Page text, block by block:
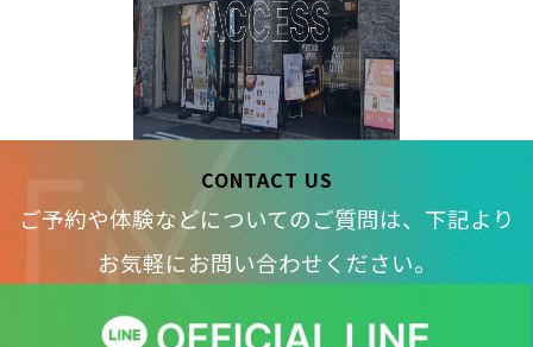
CONTACT US
ご予約や体験などについてのご質問は、下記より
お気軽にお問い合わせください。